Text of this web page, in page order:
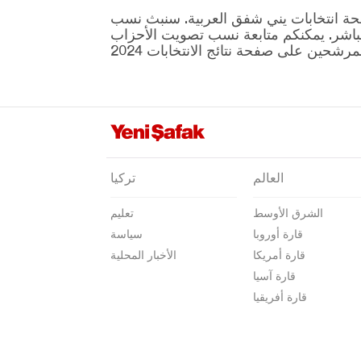
نيفشهير
نيغدا
عثمانية
ريزا
صقاريا
صامسون
شانلي أورفا
المقرر إجراؤها في 31 مارس موجودة على صفحة انتخابات يني شفق العربية. سنبث نسب
ونتائج الانتخابات بشكل مباشر. يمكنكم متابعة نسب تصويت الأحزاب
تركيا
تعليم
سياسة
الأخبار المحلية
العالم
الشرق الأوسط
قارة أوروبا
قارة أمريكا
قارة آسيا
قارة أفريقيا